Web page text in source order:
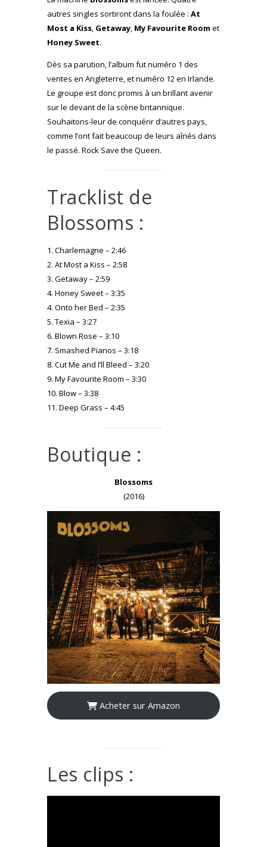
autres singles sortiront dans la foulée : At
Most a Kiss, Getaway, My Favourite Room et
Honey Sweet.
Dès sa parution, l’album fut numéro 1 des
ventes en Angleterre, et numéro 12 en Irlande.
Le groupe est donc promis à un brillant avenir
sur le devant de la scène britannique.
Souhaitons-leur de conquérir d’autres pays,
comme l’ont fait beaucoup de leurs aînés dans
le passé. Rock Save the Queen.
Tracklist de
Blossoms :
1. Charlemagne – 2:46
2. At Most a Kiss – 2:58
3. Getaway – 2:59
4. Honey Sweet – 3:35
4. Onto her Bed – 2:35
5. Texia – 3:27
6. Blown Rose – 3:10
7. Smashed Pianos – 3:18
8. Cut Me and I’ll Bleed – 3:20
9. My Favourite Room – 3:30
10. Blow – 3:38
11. Deep Grass – 4:45
Boutique :
Blossoms
(2016)
Acheter sur Amazon
Les clips :